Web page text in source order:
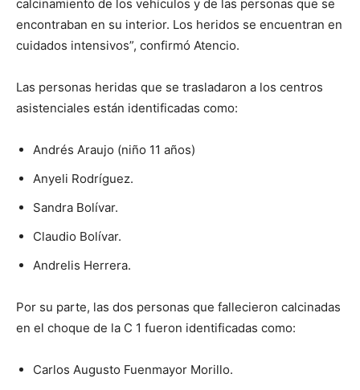
calcinamiento de los vehículos y de las personas que se
encontraban en su interior. Los heridos se encuentran en
cuidados intensivos”, confirmó Atencio.
Las personas heridas que se trasladaron a los centros
asistenciales están identificadas como:
Andrés Araujo (niño 11 años)
Anyeli Rodríguez.
Sandra Bolívar.
Claudio Bolívar.
Andrelis Herrera.
Por su parte, las dos personas que fallecieron calcinadas
en el choque de la C 1 fueron identificadas como:
Carlos Augusto Fuenmayor Morillo.